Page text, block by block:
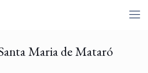
Maria de Mataró